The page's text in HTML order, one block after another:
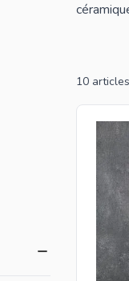
bonne
Si vous
et vous
Si
10 articles